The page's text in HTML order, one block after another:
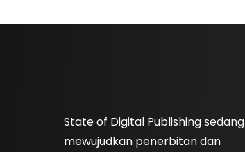
State of Digital Publishing sedang
mewujudkan penerbitan dan